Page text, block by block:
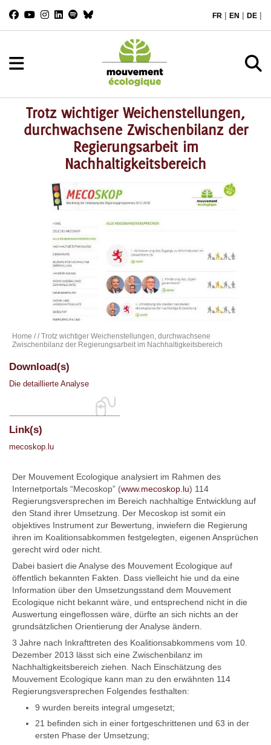
FR | EN | DE |
Trotz wichtiger Weichenstellungen,
durchwachsene Zwischenbilanz der
Regierungsarbeit im
Nachhaltigkeitsbereich
Home // Trotz wichtiger Weichenstellungen, durchwachsene
Zwischenbilanz der Regierungsarbeit im Nachhaltigkeitsbereich
Download(s)
Die detaillierte Analyse
Link(s)
mecoskop.lu
Der Mouvement Ecologique analysiert im Rahmen des
Internetportals “Mecoskop” (www.mecoskop.lu) 114
Regierungsversprechen im Bereich nachhaltige Entwicklung auf
den Stand ihrer Umsetzung. Der Mecoskop ist somit ein
objektives Instrument zur Bewertung, inwiefern die Regierung
ihren im Koalitionsabkommen festgelegten, eigenen Ansprüchen
gerecht wird oder nicht.
Dabei basiert die Analyse des Mouvement Ecologique auf
öffentlich bekannten Fakten. Dass vielleicht hie und da eine
Information über den Umsetzungsstand dem Mouvement
Ecologique nicht bekannt wäre, und entsprechend nicht in die
Auswertung eingeflossen wäre, dürfte an sich nichts an der
grundsätzlichen Orientierung der Analyse ändern.
3 Jahre nach Inkrafttreten des Koalitionsabkommens vom 10.
Dezember 2013 lässt sich eine Zwischenbilanz im
Nachhaltigkeitsbereich ziehen. Nach Einschätzung des
Mouvement Ecologique kann man zu den erwähnten 114
Regierungsversprechen Folgendes festhalten:
9 wurden bereits integral umgesetzt;
21 befinden sich in einer fortgeschrittenen und 63 in der
ersten Phase der Umsetzung;